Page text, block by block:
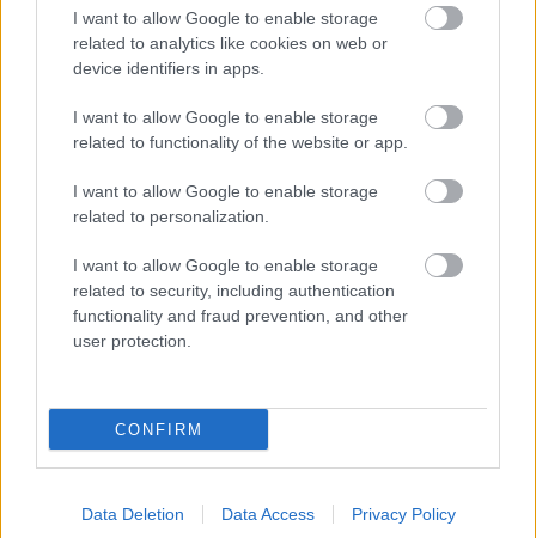
I want to allow Google to enable storage
related to analytics like cookies on web or
device identifiers in apps.
I want to allow Google to enable storage
related to functionality of the website or app.
I want to allow Google to enable storage
related to personalization.
I want to allow Google to enable storage
related to security, including authentication
functionality and fraud prevention, and other
user protection.
CONFIRM
Data Deletion Data Access Privacy Policy
E-mail cím
Feliratkozom a hírlevélre és elfogadom azadatvédelmi
szabályzatot!